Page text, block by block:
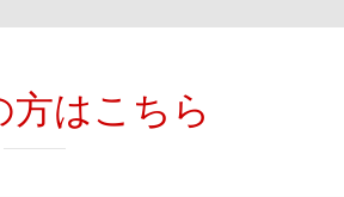
方はこちら